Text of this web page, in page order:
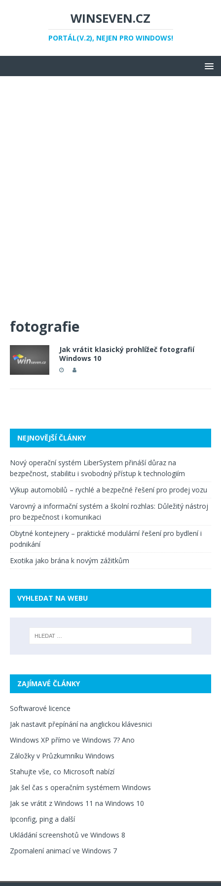
WINSEVEN.CZ
PORTÁL(V.2), NEJEN PRO WINDOWS!
fotografie
Jak vrátit klasický prohlížeč fotografií
Windows 10
NEJNOVĚJŠÍ ČLÁNKY
Nový operační systém LiberSystem přináší důraz na
bezpečnost, stabilitu i svobodný přístup k technologiím
Výkup automobilů – rychlé a bezpečné řešení pro prodej vozu
Varovný a informační systém a školní rozhlas: Důležitý nástroj
pro bezpečnost i komunikaci
Obytné kontejnery – praktické modulární řešení pro bydlení i
podnikání
Exotika jako brána k novým zážitkům
VYHLEDAT NA WEBU
ZAJÍMAVÉ ČLÁNKY
Softwarové licence
Jak nastavit přepínání na anglickou klávesnici
Windows XP přímo ve Windows 7? Ano
Záložky v Průzkumníku Windows
Stahujte vše, co Microsoft nabízí
Jak šel čas s operačním systémem Windows
Jak se vrátit z Windows 11 na Windows 10
Ipconfig, ping a další
Ukládání screenshotů ve Windows 8
Zpomalení animací ve Windows 7